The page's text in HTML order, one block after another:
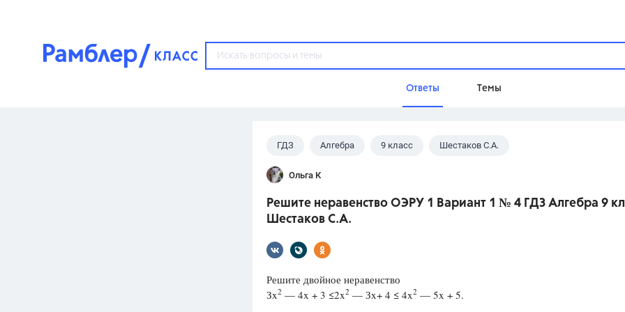
Ответы Темы
Популярные темы
ГДЗ
ОГЭ
ФИПИ
Домашнее задание
ГДЗ Алгебра 9 класс Шестаков С.А.
Ольга К
Решите неравенство ОЭРУ 1 Вариант 1 № 4 ГДЗ Алгебра 9
Шестаков С.А.
Решите двойное неравенство
Зx2 — 4x + 3 ≤2x2 — Зx+ 4 ≤ 4x2 — 5x + 5.